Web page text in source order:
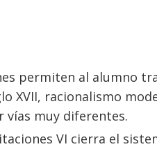
permiten al alumno
XVII, racionalismo
vías muy diferentes.
VI cierra el